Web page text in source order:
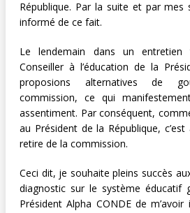
République. Par la suite et par
informé de ce fait.
Le lendemain dans un entretien
Conseiller à l’éducation de la
proposions alternatives de
commission, ce qui
assentiment. Par conséquent,
au Président de la République,
retire de la commission.
Ceci dit, je souhaite pleins succès
diagnostic sur le système éducatif
Président Alpha CONDE de